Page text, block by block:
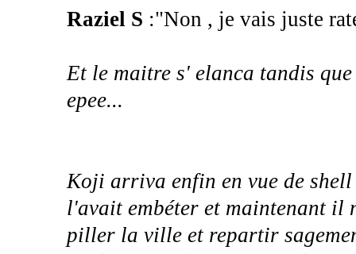
Raziel S :"Non , je vais juste
Et le maitre s' elanca tandis
epee...
Koji arriva enfin en vue de
l'avait embéter et maintenant il
piller la ville et repartir